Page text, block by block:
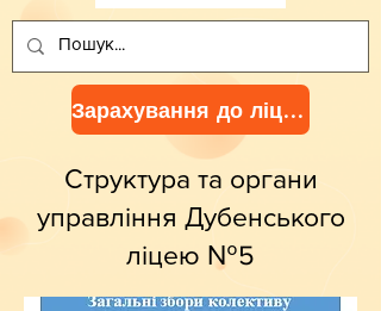
Зарахування до ліцею
Структура та органи
управління Дубенського
ліцею №5